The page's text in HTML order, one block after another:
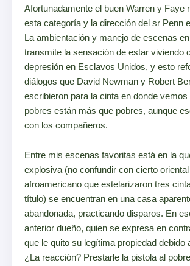
Afortunadamente el buen Warren y Faye
esta categoría y la dirección del sr Penn
La ambientación y manejo de escenas
transmite la sensación de estar viviendo
depresión en Esclavos Unidos, y esto
diálogos que David Newman y Robert
escribieron para la cinta en donde
pobres están más que pobres, aunque
con los compañeros.
Entre mis escenas favoritas está en la
explosiva (no confundir con cierto
afroamericano que estelarizaron tres
título) se encuentran en una casa
abandonada, practicando disparos. En
anterior dueño, quien se expresa en
que le quito su legítima propiedad debido
¿La reacción? Prestarle la pistola al